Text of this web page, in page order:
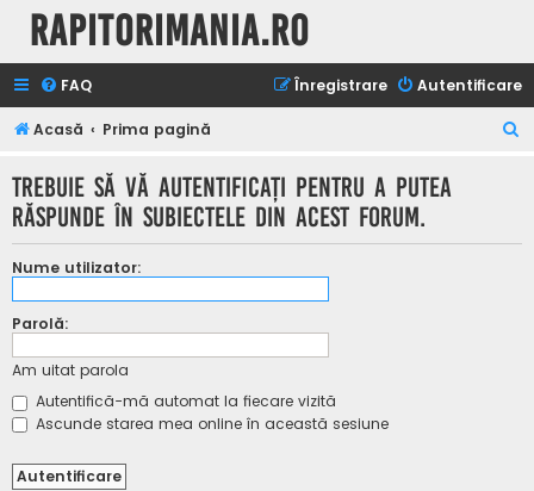
Rapitorimania.ro
FAQ Autentificare
Înregistrare
Acasă Prima pagină
Trebuie să vă autentificaţi pentru a putea
răspunde în subiectele din acest forum.
Nume utilizator:
Parolă:
Am uitat parola
Autentifică-mă automat la fiecare vizită
Ascunde starea mea online în această sesiune